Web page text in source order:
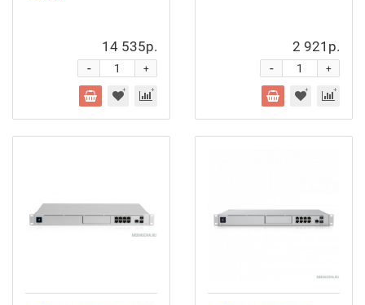
14 535р.
+
-
2 921р.
+
-